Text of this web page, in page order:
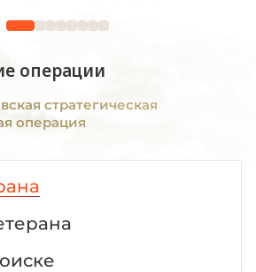
операции
стратегическая
операция